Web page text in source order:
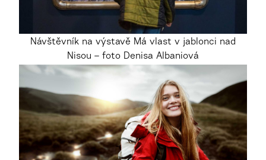
Návštěvník na výstavě Má vlast v jablonci nad
Nisou – foto Denisa Albaniová